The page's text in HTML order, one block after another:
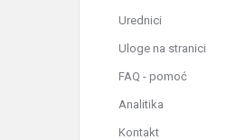
Urednici
Uloge na stranici
FAQ - pomoć
Analitika
Kontakt